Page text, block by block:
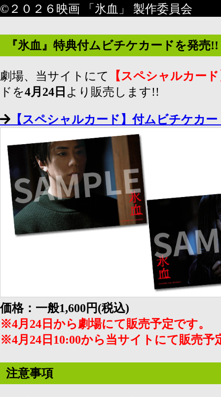
©２０２６映画 「氷血」 製作委員会
『氷血』特典付ムビチケカードを発売!!
劇場、当サイトにて
【スペシャルカー
ドを4月24日 より販売します!!
【スペシャルカード】付ムビチケカー
価格：一般1,600円(税込)
※4月24日から劇場にて販売予定です。
※4月24日10:00から当サイトにて販売予
注意事項